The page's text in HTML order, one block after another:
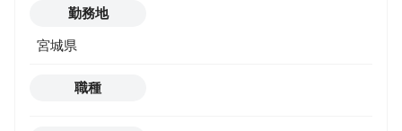
job_code=251&_category=business&_category_code=
1 ■兼務 会計監査、アドバイザリーの兼務が可能で
待ちしています。比率は、個別にご相談に応じます。
勤務地
宮城県
職種